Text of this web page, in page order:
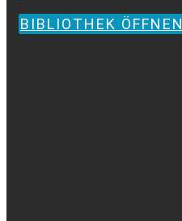
BIBLIOTHEK ÖFFNEN